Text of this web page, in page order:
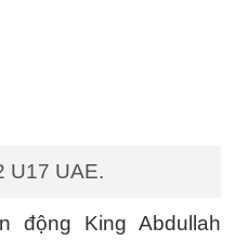
U17 UAE.
động King Abdullah